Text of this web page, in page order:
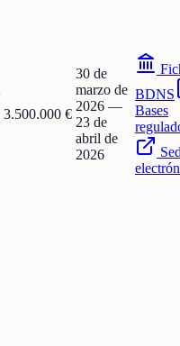
3.500.000 €
30 de
marzo de
2026 —
23 de
abril de
2026
BDNS
Bases